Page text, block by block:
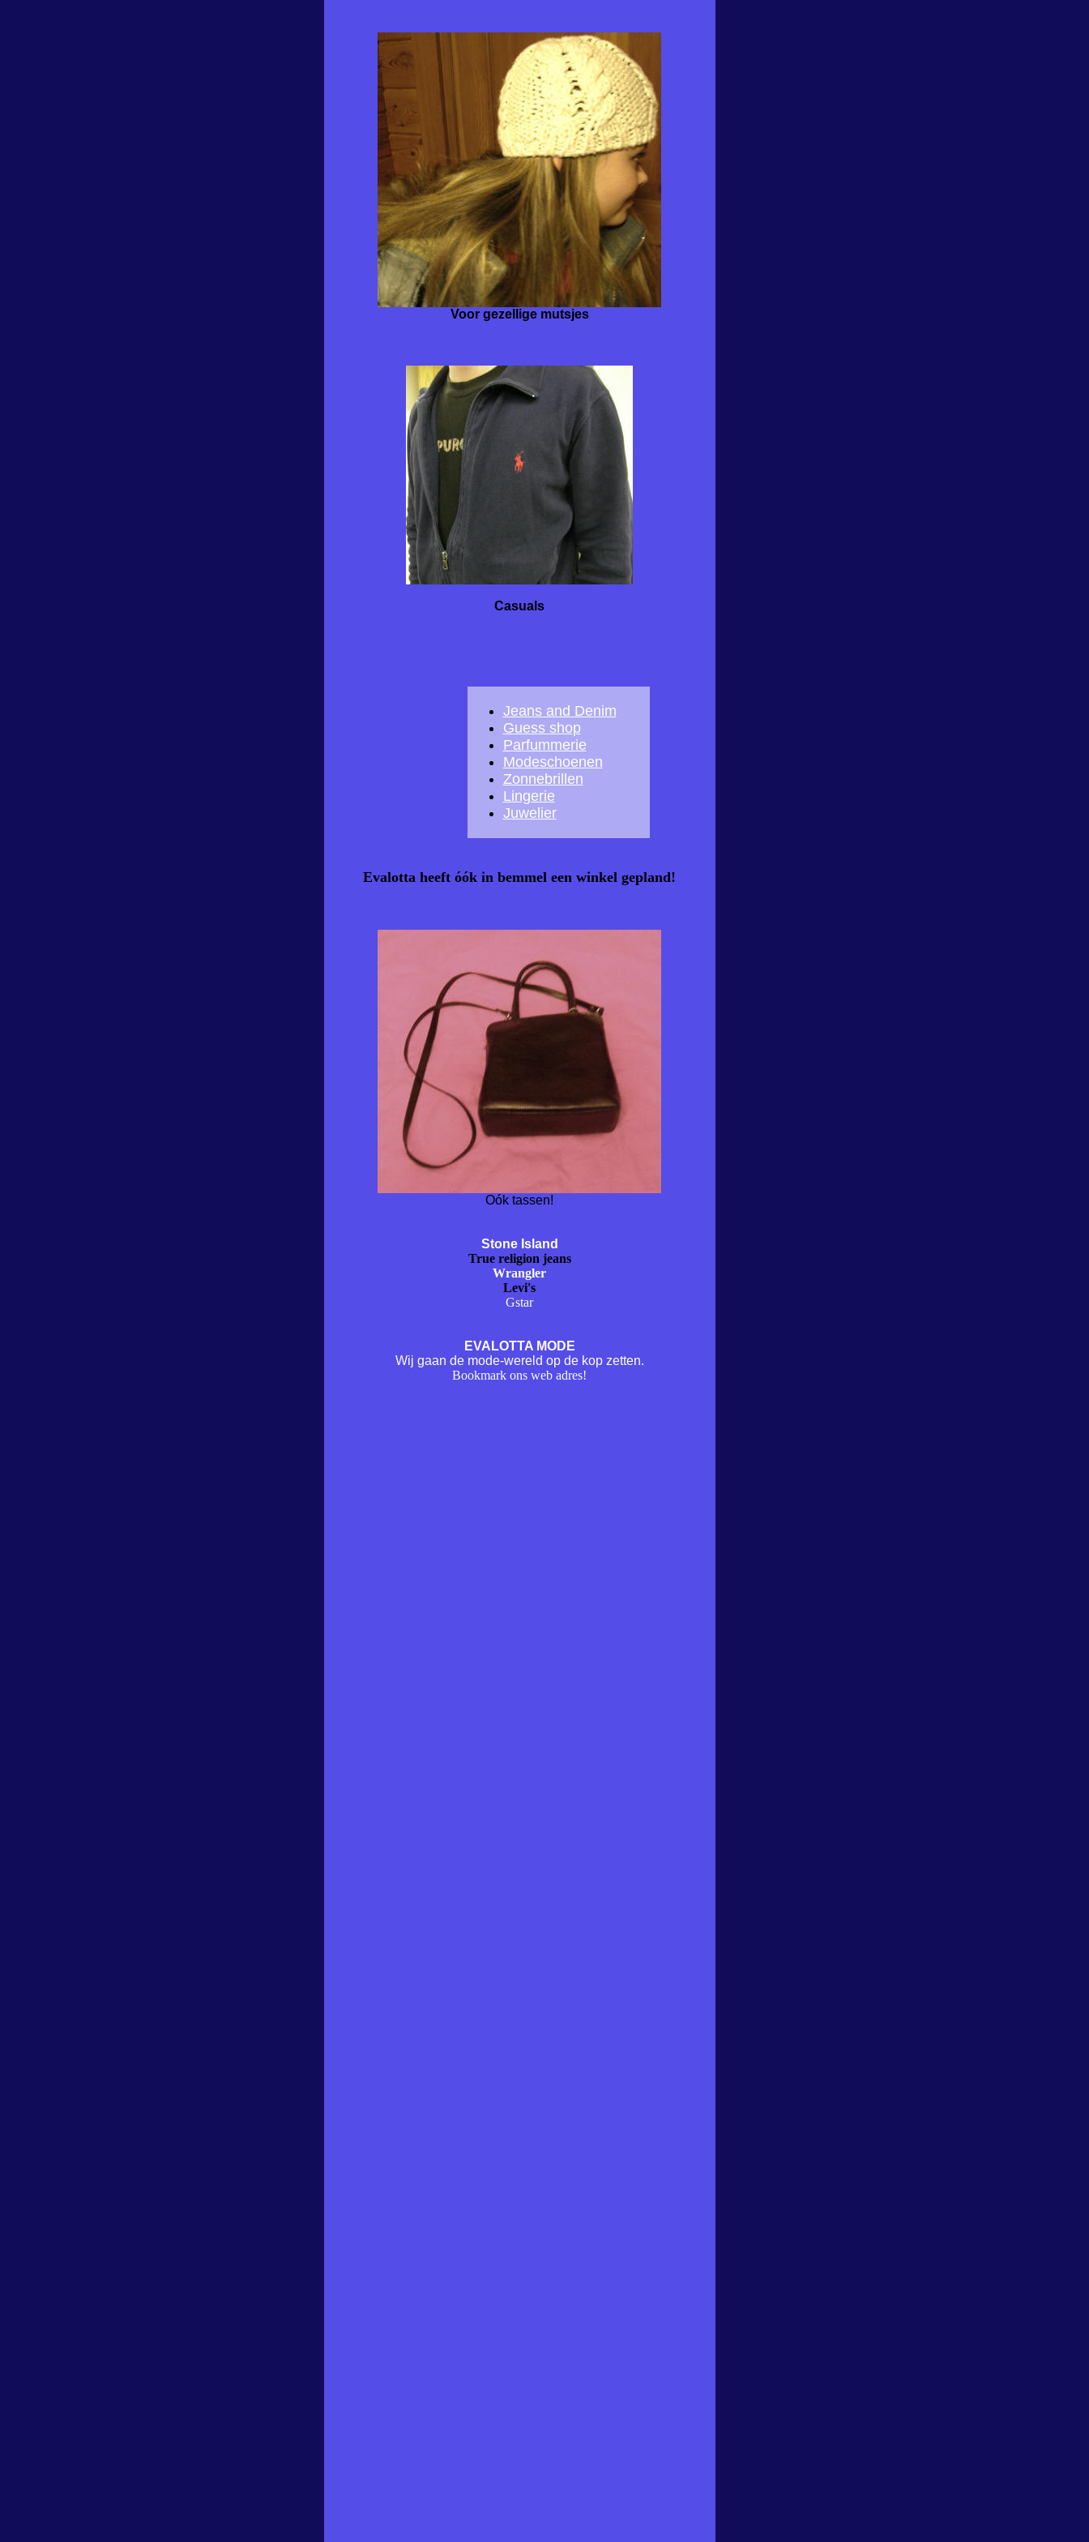
Voor gezellige mutsjes
Casuals
Jeans and Denim
Guess shop
Parfummerie
Modeschoenen
Zonnebrillen
Lingerie
Juwelier
Evalotta heeft óók in bemmel een winkel gepland!
Oók tassen!
Stone Island
True religion jeans
Wrangler
Levi's
Gstar
EVALOTTA MODE
Wij gaan de mode-wereld op de kop zetten.
Bookmark ons web adres!